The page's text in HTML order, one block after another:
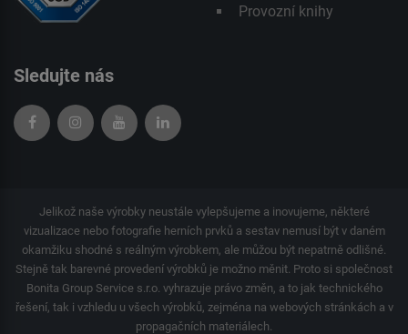
Provozní knihy
Sledujte nás
Jelikož naše výrobky neustále vylepšujeme a inovujeme, některé
vizualizace nebo fotografie herních prvků a sestav nemusí být v daném
okamžiku shodné s reálným výrobkem, ale můžou být nepatrně odlišné.
Stejně tak barevné provedení výrobků je možno měnit. Proto si společnost
Bonita Group Service s.r.o. vyhrazuje právo změn, a to jak technického
řešení, tak i vzhledu u všech výrobků, zejména na webových stránkách a v
propagačních materiálech.